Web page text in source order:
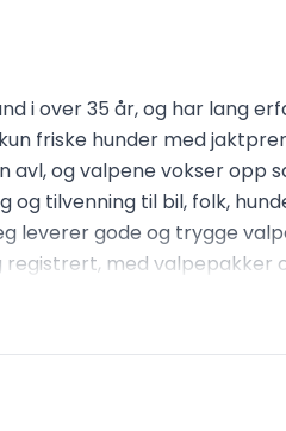
i over 35 år, og har lang
friske hunder med
avl, og valpene vokser opp
og tilvenning til bil, folk,
leverer gode og trygge
med valpepakker
tumleplass både inne og